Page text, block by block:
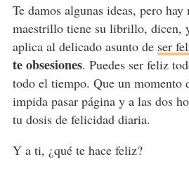
Te damos algunas ideas, pero hay
maestrillo tiene su librillo, dicen,
aplica al delicado asunto de ser
te obsesiones. Puedes ser feliz
todo el tiempo. Que un momento
impida pasar página y a las dos
tu dosis de felicidad diaria.
Y a ti, ¿qué te hace feliz?